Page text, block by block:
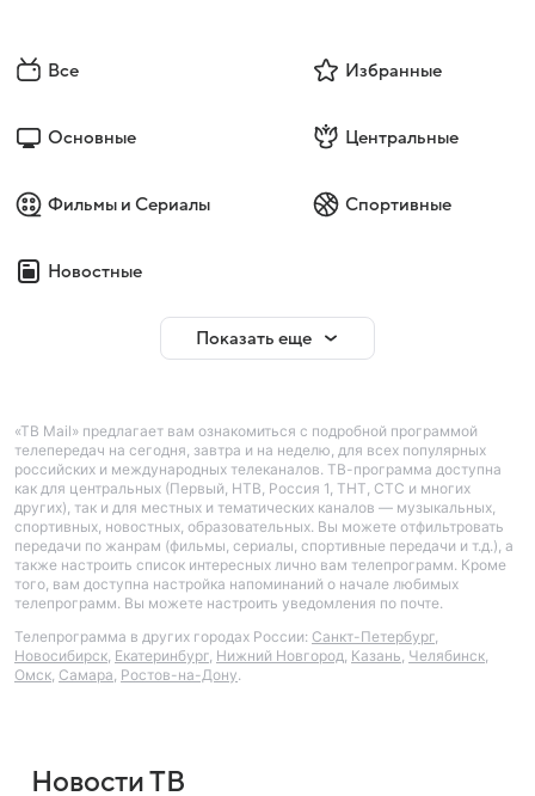
Все Избранные
Основные Центральные
Фильмы и Сериалы Спортивные
Новостные
Показать еще
«ТВ Mail» предлагает вам ознакомиться с подробной программой
телепередач на сегодня, завтра и на неделю, для всех популярных
российских и международных телеканалов. ТВ-программа доступна
как для центральных (Первый, НТВ, Россия 1, ТНТ, СТС и многих
других), так и для местных и тематических каналов — музыкальных,
спортивных, новостных, образовательных. Вы можете отфильтровать
передачи по жанрам (фильмы, сериалы, спортивные передачи и т.д.), а
также настроить список интересных лично вам телепрограмм. Кроме
того, вам доступна настройка напоминаний о начале любимых
телепрограмм. Вы можете настроить уведомления по почте.
Телепрограмма в других городах России: Санкт-Петербург,
Новосибирск, Екатеринбург, Нижний Новгород, Казань, Челябинск,
Омск, Самара, Ростов-на-Дону.
Новости ТВ